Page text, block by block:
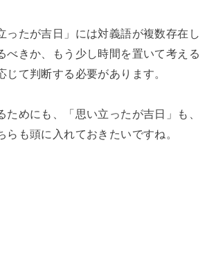
ったが吉日」には対義語が複数存在し
べきか、もう少し時間を置いて考える
じて判断する必要があります。
ためにも、「思い立ったが吉日」も、
らも頭に入れておきたいですね。